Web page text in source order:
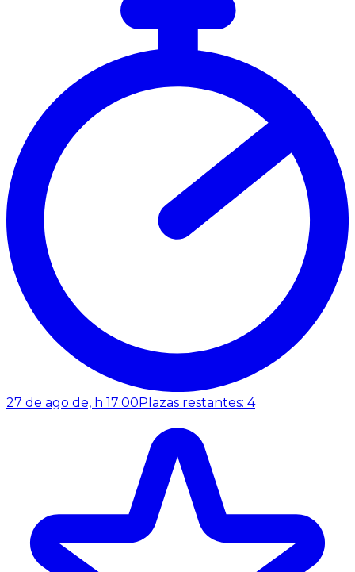
27 de ago de, h 17:00Plazas restantes: 4